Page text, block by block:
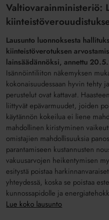
Valtiovarainministeriö:
Lausunto luonnoksesta
kiinteistöverotuksen
lainsäädännöksi, annettu
Isännöintiliiton näkemyksen
kokonaisuudessaan hyvin tehty
perustelut ovat kattavat.
liittyvät epävarmuudet, joiden
käytännön kokeilua ei liene
mahdollinen kiristyminen
omistajien mahdollisuuksia
parantamiseen kustannusten
vakuusarvojen heikentymisen
esitystä poistaa
yhteydessä, koska se poistaa
kunnossapidolle ja
Lue koko lausunto